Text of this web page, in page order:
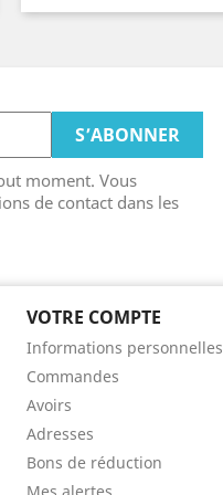
moment. Vous
de contact dans les
VOTRE COMPTE
Informations personnelles
Commandes
Avoirs
Adresses
Bons de réduction